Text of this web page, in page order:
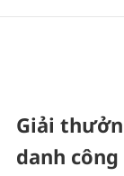
Giải
danh